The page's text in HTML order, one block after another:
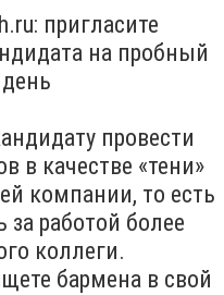
пригласите
на пробный
день
провести
в качестве «тени»
компании, то есть
работой более
коллеги.
бармена в свой